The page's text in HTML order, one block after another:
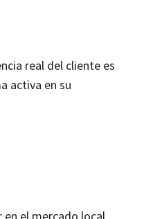
real del cliente es
activa en su